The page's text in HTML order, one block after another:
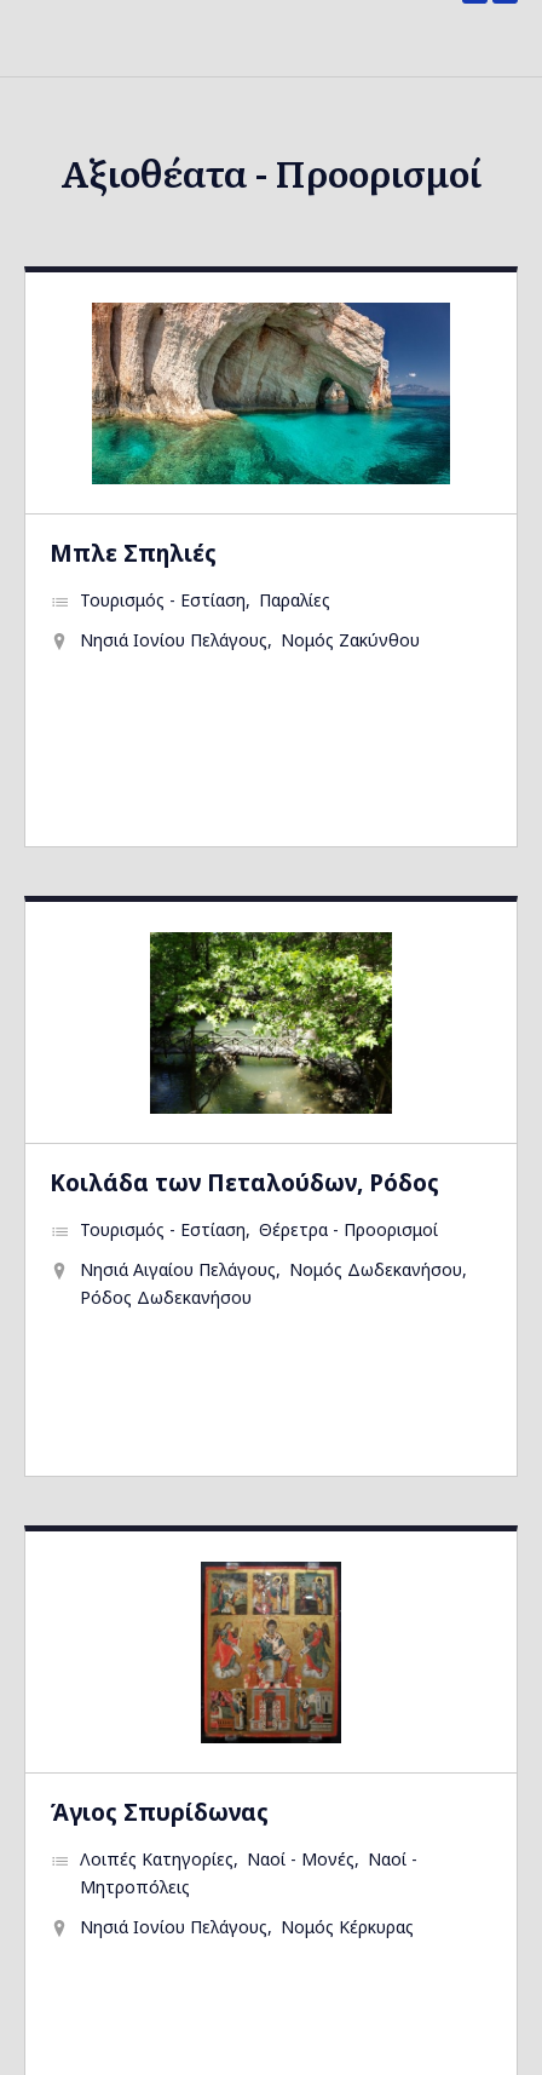
Αξιοθέατα - Προορισμοί
Μπλε Σπηλιές
Τουρισμός - Εστίαση
Παραλίες
Νησιά Ιονίου Πελάγους
Νομός Ζακύνθου
Kοιλάδα των Πεταλούδων, Ρόδος
Τουρισμός - Εστίαση
Θέρετρα - Προορισμοί
Νησιά Αιγαίου Πελάγους
Νομός Δωδεκανήσου
Ρόδος Δωδεκανήσου
Άγιος Σπυρίδωνας
Λοιπές Κατηγορίες Ναοί - Μονές
Ναοί -
Μητροπόλεις
Νησιά Ιονίου Πελάγους
Νομός Κέρκυρας